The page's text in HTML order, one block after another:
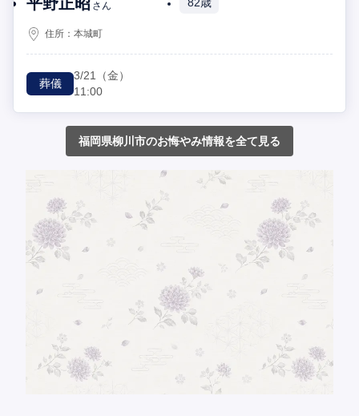
さん 82歳
住所：本城町
葬儀
3/21 （金）
11:00
福岡県柳川市のお悔やみ情報を全て見る